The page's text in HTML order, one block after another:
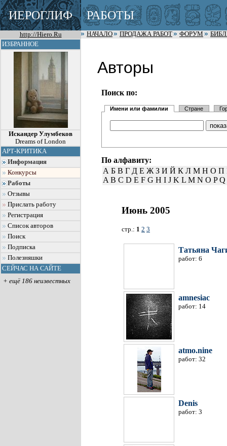
ИЕРОГЛИФ РАБОТЫ
http://Hiero.Ru НАЧАЛО ПРОДАЖА РАБОТ ФОРУМ
ИЗБРАННОЕ
Искандер Улумбеков
Dreams of London
АРТ-КРИТИКА
Информация
Конкурсы
Работы
Отзывы
Прислать работу
Регистрация
Список авторов
Поиск
Подписка
Полезняшки
СЕЙЧАС НА САЙТЕ
+ ещё 186 неизвестных
Авторы
Поиск по:
Имени или фамилии Стране
По алфавиту:
А Б В Г Д Е Ж З И Й К Л М Н О П
A B C D E F G H I J K L M N O P Q
Июнь 2005
стр.: 1 2 3
Татьяна
работ: 6
amnesiac
работ: 14
atmo.nine
работ: 32
Denis
работ: 3